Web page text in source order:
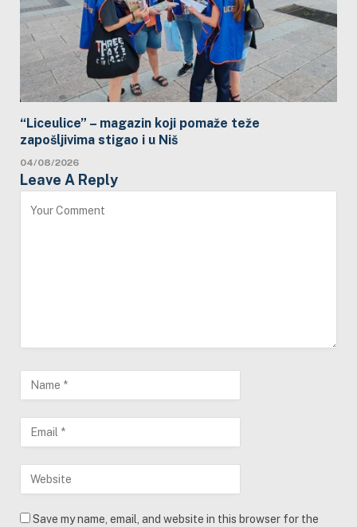
“Liceulice” – magazin koji pomaže teže
zapošljivima stigao i u Niš
04/08/2026
Leave A Reply
Save my name, email, and website in this browser for the